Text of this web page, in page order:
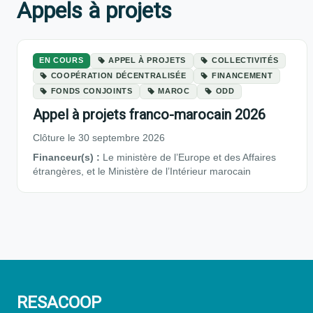
Appels à projets
EN COURS APPEL À PROJETS
COLLECTIVITÉS
COOPÉRATION DÉCENTRALISÉE
FINANCEMENT
FONDS CONJOINTS
MAROC ODD
Appel à projets franco-marocain 2026
Clôture le 30 septembre 2026
Financeur(s) : Le ministère de l’Europe et des Affaires
étrangères, et le Ministère de l’Intérieur marocain
RESACOOP